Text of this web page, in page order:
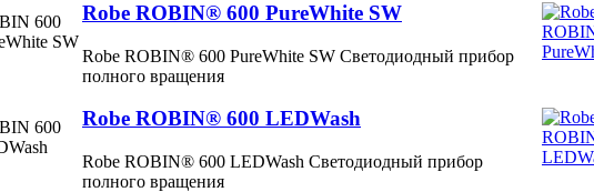
600
SW
Robe ROBIN® 600 PureWhite SW
Robe ROBIN® 600 PureWhite SW Светодиодный прибор
полного вращения
600
Robe ROBIN® 600 LEDWash
Robe ROBIN® 600 LEDWash Светодиодный прибор
полного вращения